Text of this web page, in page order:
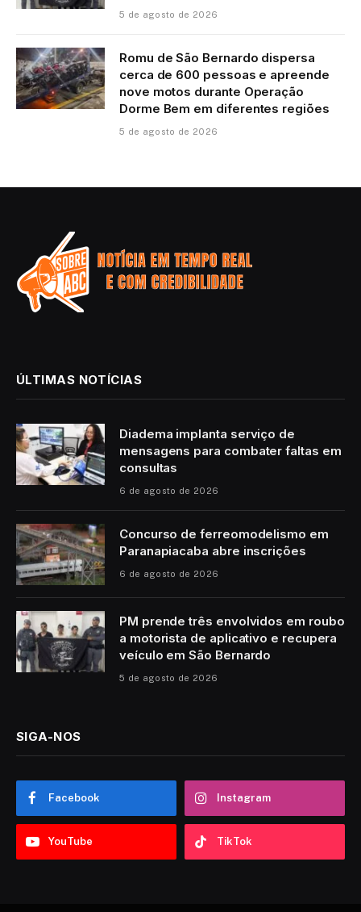
5 de agosto de 2026
Romu de São Bernardo dispersa
cerca de 600 pessoas e apreende
nove motos durante Operação
Dorme Bem em diferentes regiões
5 de agosto de 2026
ÚLTIMAS NOTÍCIAS
Diadema implanta serviço de
mensagens para combater faltas em
consultas
6 de agosto de 2026
Concurso de ferreomodelismo em
Paranapiacaba abre inscrições
6 de agosto de 2026
PM prende três envolvidos em roubo
a motorista de aplicativo e recupera
veículo em São Bernardo
5 de agosto de 2026
SIGA-NOS
Facebook Instagram
YouTube TikTok